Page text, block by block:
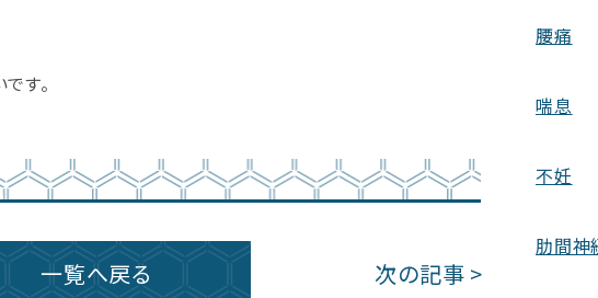
す。
一覧へ戻る 次の記事 >
腰痛
喘息
不妊
肋間神